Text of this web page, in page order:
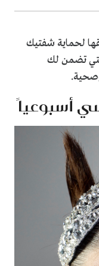
لحماية شفتيك
تضمن لك
أسبوعياً